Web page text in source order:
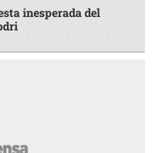
inesperada del